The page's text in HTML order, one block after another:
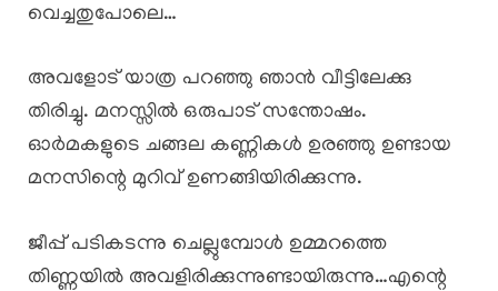
വെച്ചതുപോലെ…
അവളോട്‌ യാത്ര പറഞ്ഞു ഞാൻ വീട്ടിലേക്കു
തിരിച്ചു. മനസ്സിൽ ഒരുപാട് സന്തോഷം.
ഓർമകളുടെ ചങ്ങല കണ്ണികൾ ഉരഞ്ഞു ഉണ്ടായ
മനസിന്റെ മുറിവ് ഉണങ്ങിയിരിക്കുന്നു.
ജീപ്പ് പടികടന്നു ചെല്ലുമ്പോൾ ഉമ്മറത്തെ
തിണ്ണയിൽ അവളിരിക്കുന്നുണ്ടായിരുന്നു…എന്റെ